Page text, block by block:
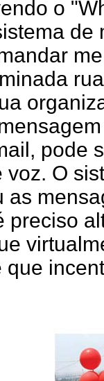
o
de
pode
voz. O
as
preciso
que